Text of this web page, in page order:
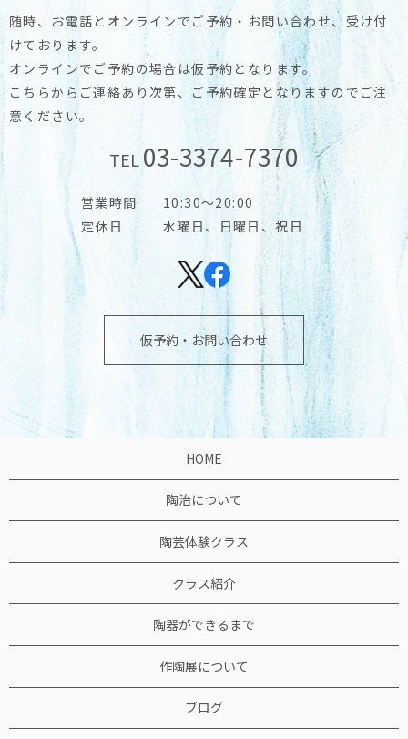
随時、お電話とオンラインでご予約・お問い合わせ、受け付
けております。
オンラインでご予約の場合は仮予約となります。
こちらからご連絡あり次第、ご予約確定となりますのでご注
意ください。
TEL03-3374-7370
営業時間
10:30～20:00
定休日
水曜日、日曜日、祝日
仮予約・お問い合わせ
HOME
陶治について
陶芸体験クラス
クラス紹介
陶器ができるまで
作陶展について
ブログ